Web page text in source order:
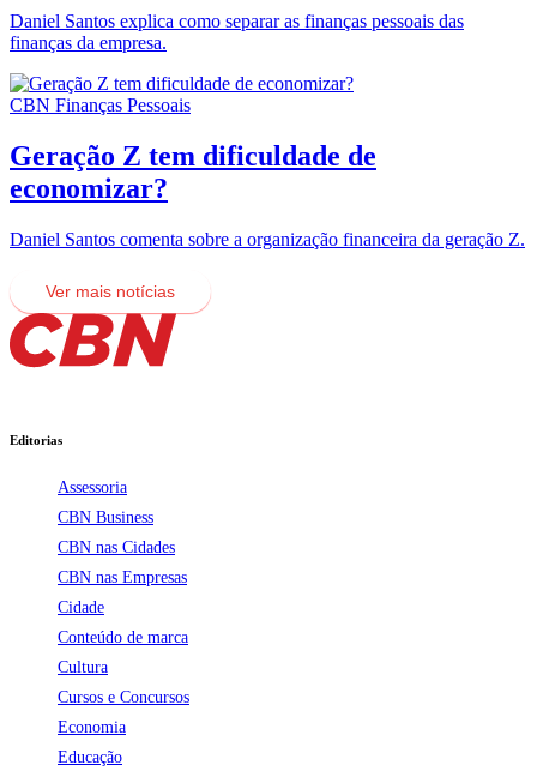
Daniel Santos explica como separar as finanças pessoais das
finanças da empresa.
CBN Finanças Pessoais
Geração Z tem dificuldade de
economizar?
Daniel Santos comenta sobre a organização financeira da geração Z.
Ver mais notícias
Editorias
Assessoria
CBN Business
CBN nas Cidades
CBN nas Empresas
Cidade
Conteúdo de marca
Cultura
Cursos e Concursos
Economia
Educação